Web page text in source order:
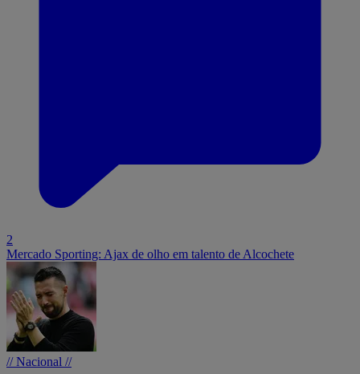
2
Mercado Sporting: Ajax de olho em talento de Alcochete
// Nacional //